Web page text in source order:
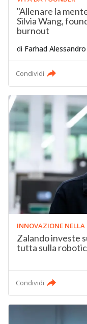
"Allenare la
Silvia Wang,
burnout
di Farhad
Condividi
INNOVAZIONE NELLA
Zalando investe
tutta sulla
Condividi